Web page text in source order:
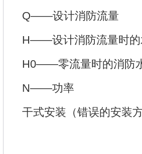
Q——设计消防流量
H——设计消防流量时的
H0——零流量时的消防
N——功率
干式安装（错误的安装方